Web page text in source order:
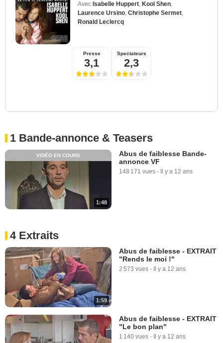
Avec Isabelle Huppert, Kool Shen,
Laurence Ursino, Christophe Sermet,
Ronald Leclercq
Presse
3,1
Spectateurs
2,3
1 Bande-annonce & Teasers
1:48
VIDÉO EN COURS
Abus de faiblesse Bande-
annonce VF
148 171 vues - Il y a 12 ans
4 Extraits
1:59
Abus de faiblesse - EXTRAIT
"Rends le moi !"
2 573 vues - Il y a 12 ans
Abus de faiblesse - EXTRAIT
"Le bon plan"
1 140 vues - Il y a 12 ans